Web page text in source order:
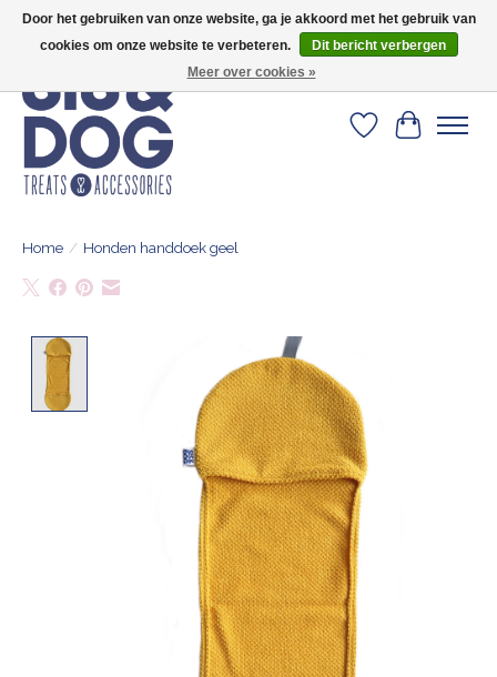
Verlanglijst
Home / Honden handdoek geel
Product image slideshow Items
Door het gebruiken van onze website, ga je akkoord met het gebruik van
cookies om onze website te verbeteren.
Dit bericht verbergen
Meer over cookies »
Geef je hond het kleedje waar 500+ baasjes fan van zijn!